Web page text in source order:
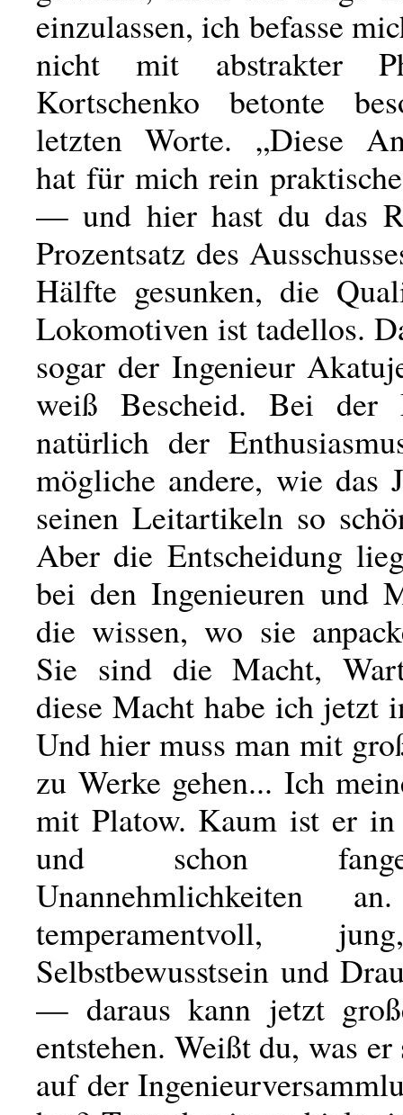
einzulassen, ich befasse
nicht mit abstrakter
Kortschenko betonte
letzten Worte. „Diese
hat für mich rein
— und hier hast du das
Prozentsatz des
Hälfte gesunken, die
Lokomotiven ist tadellos.
sogar der Ingenieur
weiß Bescheid. Bei der
natürlich der
mögliche andere, wie das
seinen Leitartikeln so
Aber die Entscheidung
bei den Ingenieuren und
die wissen, wo sie
Sie sind die Macht,
diese Macht habe ich jetzt
Und hier muss man mit
zu Werke gehen... Ich
mit Platow. Kaum ist er
und schon
Unannehmlichkeiten
temperamentvoll,
Selbstbewusstsein und
— daraus kann jetzt
entstehen. Weißt du, was er
auf der